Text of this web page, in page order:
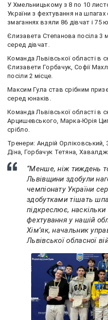
У Хмельницькому з 8 по 10
України з фехтування на
змаганнях взяли 86 дівчат і 75
Єлизавета Степанова посіла 3
серед дівчат.
Команда Львівської області в
Єлизавети Горбачук, Софії
посіли 2 місце.
Максим Гула став срібним
серед юнаків.
Команда Львівської області в
Арцишевського, Марка-Юрія
срібло.
Тренери: Андрій
Діна, Горбачук Тетяна,
“Менше, ніж тиждень
Львівщини здобули
чемпіонату України
здобутками тішать
підкреслює,
фехтування у нашій
Хімʼяк, начальник
Львівської обласної